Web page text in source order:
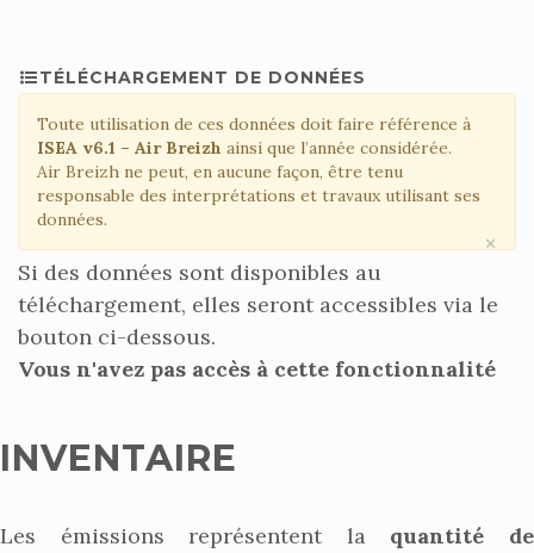
TÉLÉCHARGEMENT DE DONNÉES
Toute utilisation de ces données doit faire référence à
ISEA v6.1 – Air Breizh ainsi que l’année considérée.
Air Breizh ne peut, en aucune façon, être tenu
responsable des interprétations et travaux utilisant ses
données.
×
Si des données sont disponibles au
téléchargement, elles seront accessibles via le
bouton ci-dessous.
Vous n'avez pas accès à cette fonctionnalité
INVENTAIRE
Les émissions représentent la quantité de